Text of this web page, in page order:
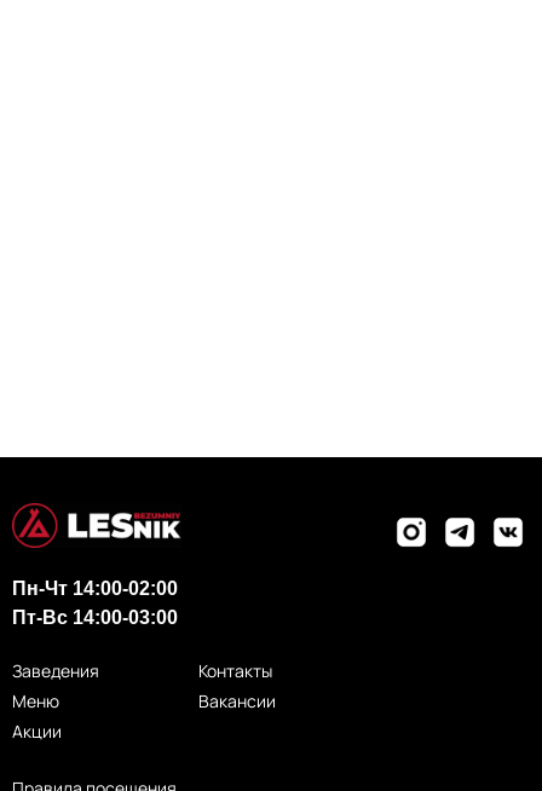
Пн-Чт 14:00-02:00
Пт-Вс 14:00-03:00
Заведения
Меню
Акции
Вакансии
Контакты